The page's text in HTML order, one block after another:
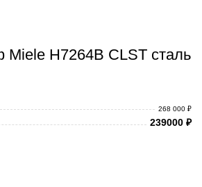
H7264B CLST сталь
268 000 ₽
239000 ₽